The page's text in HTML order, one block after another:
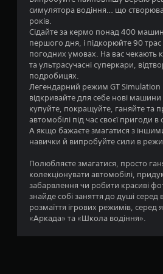
в
а
н
н
я
.
М
о
ж
н
а
р
а
т
и
б
е
з
о
е
р
а
ц
і
ї
б
е
з
п
о
л
і
д
о
в
н
с
симулятора водіння… що
років.
Сідайте за кермо понад 400
першого дня, і підкорюйте 90
погодних умовах. На вас чекають
та ультрасучасні суперкари,
подробицях.
Легендарний режим GT Simulation
відкривайте для себе нові
купуйте, покращуйте, ганяйте та
автомобілі під час своєї пригоди в
А якщо бажаєте змагатися з
навички й випробуйте сили в
Полюбляєте змагатися, просто
колекціонувати автомобілі,
забарвлення чи робити красиві
знайде собі заняття до душі серед
розмаїття ігрових режимів, серед
«Аркада» та «Школа водіння».